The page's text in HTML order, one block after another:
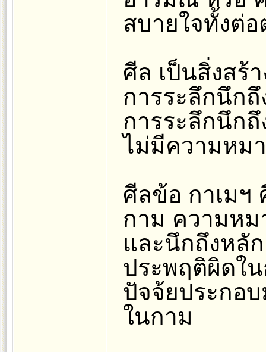
สบายใจทั้งต่
ศีล เป็นสิ่งสร้
การระลึกนึก
การระลึกนึก
ไม่มีความหม
ศีลข้อ กาเมฯ
กาม ความห
และนึกถึงหลั
ประพฤติผิดใ
ปัจจ้ยประกอ
ในกาม